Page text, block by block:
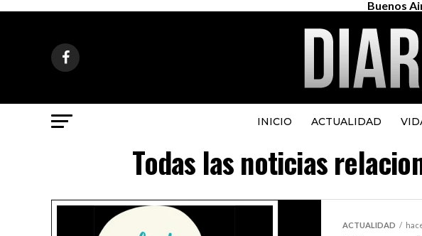
Buenos
INICIO ACTUALIDAD
Todas las noticias
ACTUALIDAD